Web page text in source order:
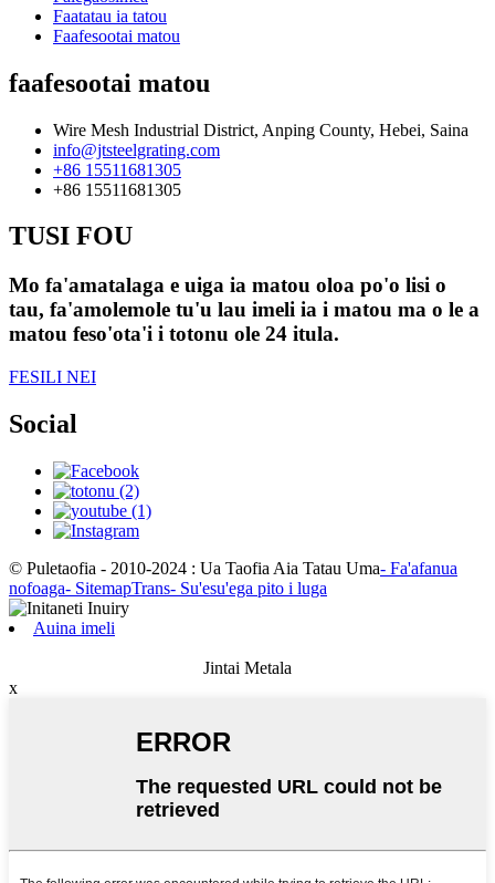
Faatatau ia tatou
Faafesootai matou
faafesootai matou
Wire Mesh Industrial District, Anping County, Hebei, Saina
info@jtsteelgrating.com
+86 15511681305
+86 15511681305
TUSI FOU
Mo fa'amatalaga e uiga ia matou oloa po'o lisi o
tau, fa'amolemole tu'u lau imeli ia i matou ma o le a
matou feso'ota'i i totonu ole 24 itula.
FESILI NEI
Social
© Puletaofia - 2010-2024 : Ua Taofia Aia Tatau Uma- Fa'afanua
nofoaga- SitemapTrans- Su'esu'ega pito i luga
Auina imeli
Jintai Metala
x